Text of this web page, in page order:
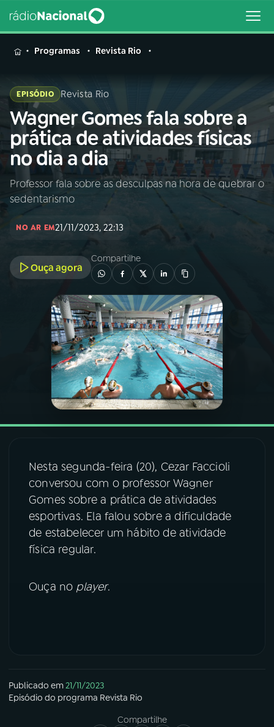
MENU
Buscar
na
Rádio
Nacional
Buscar
AO VIVO
INÍCIO
A RÁDIO
PROGRAMAÇÃO
PROGRAMAS
PODCASTS
06VIDEOCASTS
07ÚLTIMAS
08 FESTIVAL DE MÚSICA
ACOMPANHE A RÁDIO NACIONAL
Programas Revista Rio
EPISÓDIO Revista Rio
Wagner Gomes fala sobre a
prática de atividades físicas
no dia a dia
Professor fala sobre as desculpas na hora de quebrar o
sedentarismo
NO AR EM21/11/2023, 22:13
Ouça agora
Compartilhe
Nesta segunda-feira (20), Cezar Faccioli
conversou com o professor Wagner
Gomes sobre a prática de atividades
esportivas. Ela falou sobre a dificuldade
de estabelecer um hábito de atividade
física regular.
Ouça no player.
Publicado em21/11/2023
Episódio do programa Revista Rio
Compartilhe